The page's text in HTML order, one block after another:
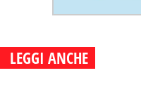
LEGGI ANCHE